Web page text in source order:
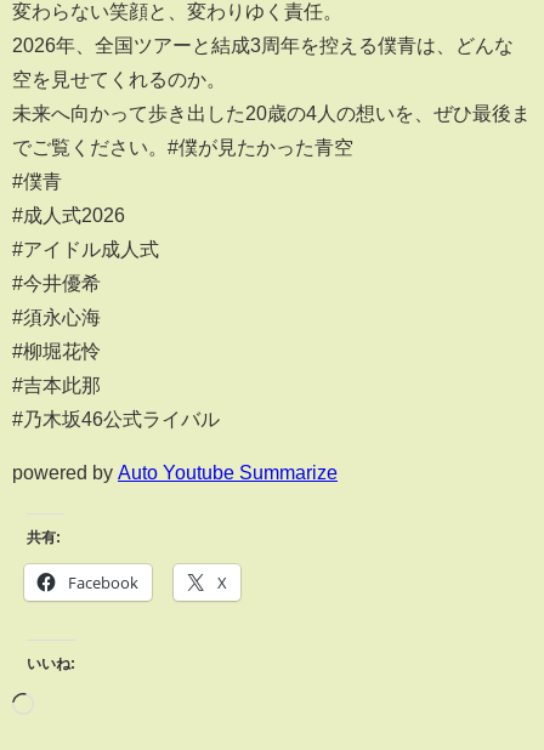
変わらない笑顔と、変わりゆく責任。
2026年、全国ツアーと結成3周年を控える僕青は、どんな
空を見せてくれるのか。
未来へ向かって歩き出した20歳の4人の想いを、ぜひ最後ま
でご覧ください。#僕が見たかった青空
#僕青
#成人式2026
#アイドル成人式
#今井優希
#須永心海
#柳堀花怜
#吉本此那
#乃木坂46公式ライバル
powered by Auto Youtube Summarize
共有:
Facebook X
いいね: